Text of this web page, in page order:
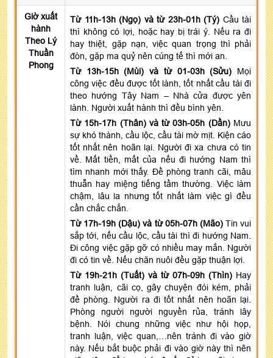
Giờ xuất
hành
Theo Lý
Thuần
Phong
Từ 11h-13h (Ngọ) và từ 23h-01h (Tý) Cầu tài
thì không có lợi, hoặc hay bị trái ý. Nếu ra đi
hay thiệt, gặp nạn, việc quan trọng thì phải
đòn, gặp ma quỷ nên cúng tế thì mới an.
Từ 13h-15h (Mùi) và từ 01-03h (Sửu)
Mọi
công việc đều được tốt lành, tốt nhất cầu tài đi
theo hướng Tây Nam – Nhà cửa được yên
lành. Người xuất hành thì đều bình yên.
Từ 15h-17h (Thân) và từ 03h-05h (Dần) Mưu
sự khó thành, cầu lộc, cầu tài mờ mịt. Kiện cáo
tốt nhất nên hoãn lại. Người đi xa chưa có tin
về. Mất tiền, mất của nếu đi hướng Nam thì
tìm nhanh mới thấy. Đề phòng tranh cãi, mâu
thuẫn hay miệng tiếng tầm thường. Việc làm
chậm, lâu la nhưng tốt nhất làm việc gì đều
cần chắc chắn.
Từ 17h-19h (Dậu) và từ 05h-07h (Mão) Tin vui
sắp tới, nếu cầu lộc, cầu tài thì đi hướng Nam.
Đi công việc gặp gỡ có nhiều may mắn. Người
đi có tin về. Nếu chăn nuôi đều gặp thuận lợi.
Từ 19h-21h (Tuất) và từ 07h-09h (Thìn) Hay
tranh luận, cãi cọ, gây chuyện đói kém, phải
đề phòng. Người ra đi tốt nhất nên hoãn lại.
Phòng người người nguyền rủa, tránh lây
bệnh. Nói chung những việc như hội họp,
tranh luận, việc quan,…nên tránh đi vào giờ
này. Nếu bắt buộc phải đi vào giờ này thì nên